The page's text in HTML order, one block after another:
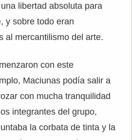
libertad absoluta para
y sobre todo eran
al mercantilismo del arte.
con este
Maciunas podía salir a
con mucha tranquilidad
integrantes del grupo,
la corbata de tinta y la